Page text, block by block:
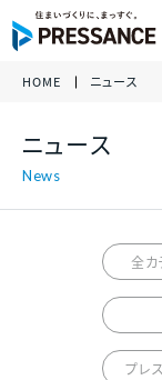
万一、問
受付時間 /
経営理念
会社概要 /
アクセス
ニュース
ファミリー
サステナビリティ
HOME ニュース
ニュース
全カ
プレ